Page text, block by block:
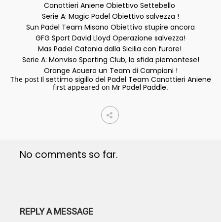
Canottieri Aniene Obiettivo Settebello
Serie A: Magic Padel Obiettivo salvezza !
Sun Padel Team Misano Obiettivo stupire ancora
GFG Sport David Lloyd Operazione salvezza!
Mas Padel Catania dalla Sicilia con furore!
Serie A: Monviso Sporting Club, la sfida piemontese!
Orange Acuero un Team di Campioni !
The post Il settimo sigillo del Padel Team Canottieri Aniene
first appeared on Mr Padel Paddle.
No comments so far.
REPLY A MESSAGE